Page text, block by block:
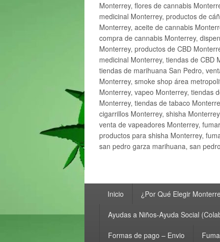
Monterrey, flores de cannabis
medicinal Monterrey, productos de
Monterrey, aceite de cannabis
compra de cannabis Monterrey,
Monterrey, productos de CBD
medicinal Monterrey, tiendas de CBD
tiendas de marihuana San Pedro,
Monterrey, smoke shop área
Monterrey, vapeo Monterrey, tiendas
Monterrey, tiendas de tabaco
cigarrillos Monterrey, shisha
venta de vapeadores Monterrey,
productos para shisha Monterrey,
san pedro garza marihuana, san
principalInicio ¿Por Qué Elegir
Ayudas a Niños-Ayuda Social
Formas de pago – Envio